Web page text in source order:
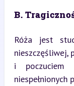
B.
Róża jest
nieszczęśliwej,
i poczuciem